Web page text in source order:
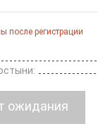
после регистрации